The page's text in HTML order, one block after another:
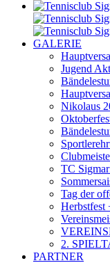
GALERIE
Jugend
Nikolaus
TC
Tag der
Herbstfest
2.
PARTNER